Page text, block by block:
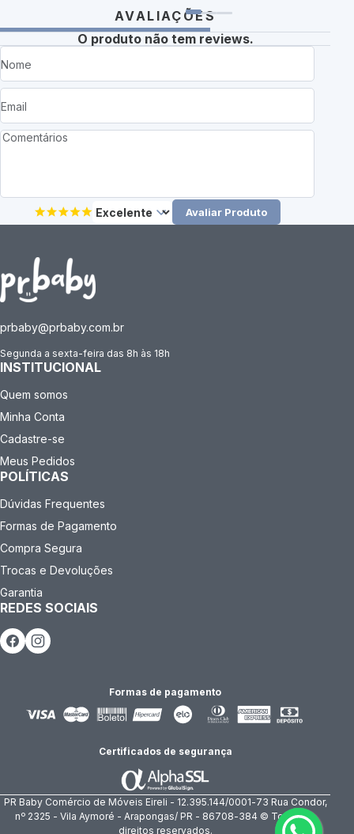
AVALIAÇÕES
O produto não tem reviews.
Avaliar Produto
prbaby@prbaby.com.br
Segunda a sexta-feira das 8h às 18h
INSTITUCIONAL
Quem somos
Minha Conta
Cadastre-se
Meus Pedidos
POLÍTICAS
Dúvidas Frequentes
Formas de Pagamento
Compra Segura
Trocas e Devoluções
Garantia
REDES SOCIAIS
Formas de pagamento
Certificados de segurança
PR Baby Comércio de Móveis Eireli - 12.395.144/0001-73 Rua Condor,
nº 2325 - Vila Aymoré - Arapongas/ PR - 86708-384 © Todos os
direitos reservados.